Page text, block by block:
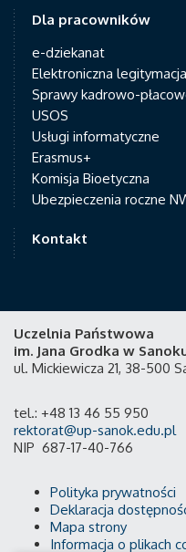
Dla pracowników
e-dziekanat
Elektroniczna
Sprawy kadrowo-
USOS
Usługi informatyczne
Erasmus+
Komisja Bioetyczna
Ubezpieczenia roczne
Kontakt
Uczelnia Państwowa
im. Jana Grodka w
ul. Mickiewicza 21, 38-500
tel.: +48 13 46 55 950
rektorat@up-sanok.edu.pl
NIP 687-17-40-766
Polityka prywatności
Deklaracja
Mapa strony
Informacja o plikach